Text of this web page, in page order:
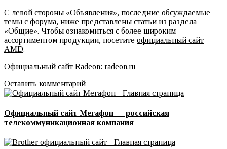
С левой стороны «Объявления», последние обсуждаемые
темы с форума, ниже представлены статьи из раздела
«Общие». Чтобы ознакомиться с более широким
ассортиментом продукции, посетите официальный сайт
AMD.
Официальный сайт Radeon: radeon.ru
Оставить комментарий
Официальный сайт Мегафон — российская
телекоммуникационная компания